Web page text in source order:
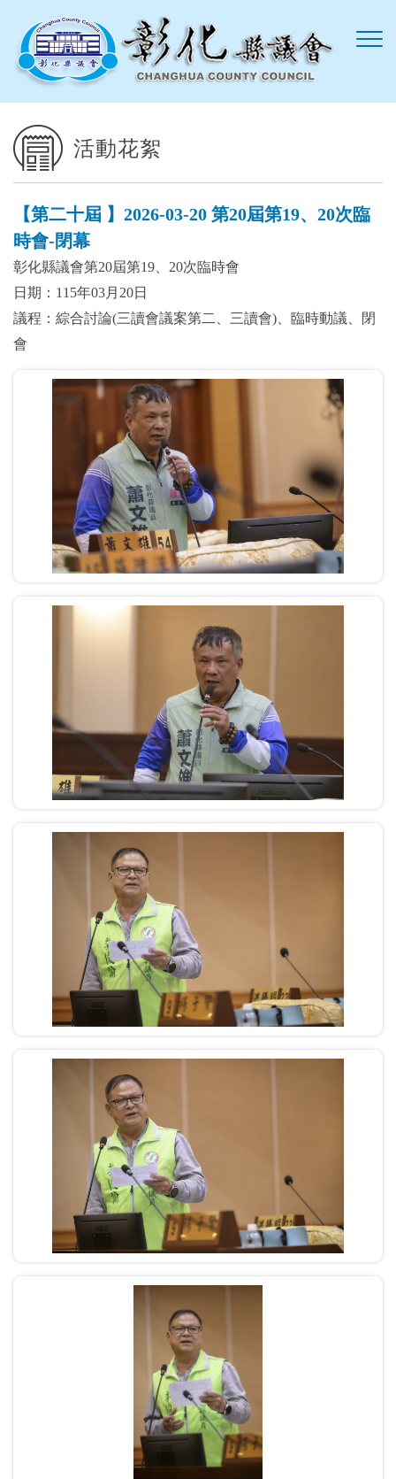
活動花絮
【第二十屆 】2026-03-20 第20屆第19、20次臨
時會-閉幕
彰化縣議會第20屆第19、20次臨時會
日期：115年03月20日
議程：綜合討論(三讀會議案第二、三讀會)、臨時動議、閉
會